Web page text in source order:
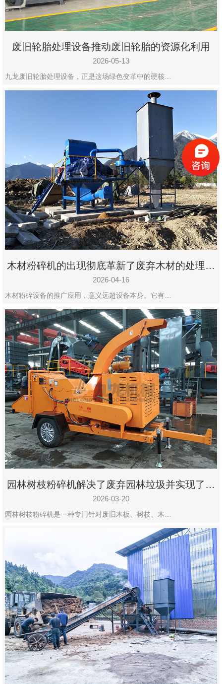
废旧轮胎处理设备推动废旧轮胎的资源化利用
2026-05-13
九龙废旧轮胎处理设备，正是这场绿色变革中的硬核…
木材粉碎机的出现彻底革新了废弃木材的处理模
式
2026-04-16
木材粉碎设备的推广应用，意义远超设备本身。它有…
园林树枝粉碎机解决了废弃园林垃圾并实现了再
利用
2026-03-20
园林树枝粉碎机是一种专门针对废旧木板、树枝、木…